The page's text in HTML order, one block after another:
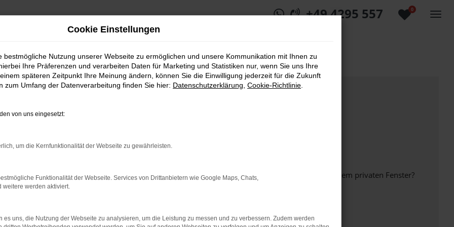
0
+49 4295 557
bestimmter Seiten verhindern. Funktioniert die Seite in einem anderen Browser oder in einem privaten Fenster?
beheben.
auf dem neuesten Stand sind.
Cookie Einstellungen
bestmögliche Nutzung unserer Webseite zu ermöglichen und unsere Kommunikation mit Ihnen zu
Ihre Präferenzen und verarbeiten Daten für Marketing und Statistiken nur, wenn Sie uns Ihre
späteren Zeitpunkt Ihre Meinung ändern, können Sie die Einwilligung jederzeit für die Zukunft
zum Umfang der Datenverarbeitung finden Sie hier: Datenschutzerklärung Cookie-Richtlinie
von uns eingesetzt:
um die Kernfunktionalität der Webseite zu gewährleisten.
Funktionalität der Webseite. Services von Drittanbietern wie Google Maps, Chats,
weitere werden aktiviert.
es uns, die Nutzung der Webseite zu analysieren, um die Leistung zu messen und zu verbessern. Zudem werden